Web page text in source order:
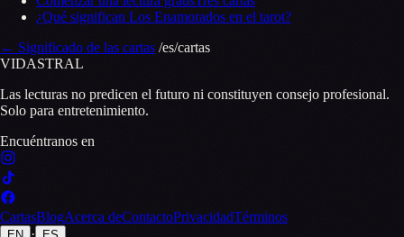
¿Qué significan Los Enamorados en el tarot?
← Significado de las cartas /es/cartas
VIDASTRAL
Las lecturas no predicen el futuro ni constituyen consejo profesional.
Solo para entretenimiento.
Encuéntranos en
CartasBlogAcerca deContactoPrivacidadTérminos
·